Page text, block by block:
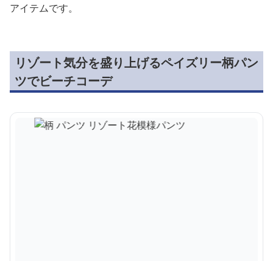
アイテムです。
リゾート気分を盛り上げるペイズリー柄パン
ツでビーチコーデ